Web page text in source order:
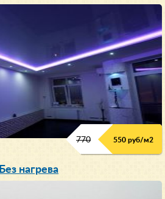
770 550 руб/м2
Без нагрева